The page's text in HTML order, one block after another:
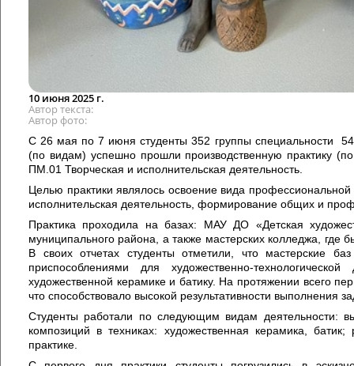
10 июня 2025 г.
Автор текста
Автор фото
С 26 мая по 7 июня студенты 352 группы специальности
(по видам) успешно прошли производственную практику
ПМ.01 Творческая и исполнительская деятельность.
Целью практики являлось освоение вида
исполнительская деятельность, формирование общих и
Практика проходила на базах: МАУ ДО «Детская
муниципального района, а также мастерских колледжа, где
В своих отчетах студенты отметили, что мастерские
приспособлениями для художественно-
художественной керамике и батику. На протяжении всего
что способствовало высокой результативности выполнения
Студенты работали по следующим видам деятельности:
композиций в техниках: художественная керамика, батик;
практике.